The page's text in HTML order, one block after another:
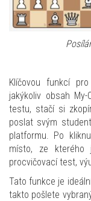
Klíčovou funkcí
jakýkoliv obsah
testu, stačí si
poslat svým
platformu. Po
místo, ze
procvičovací test,
Tato funkce je
takto pošlete